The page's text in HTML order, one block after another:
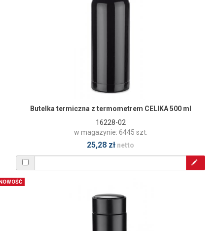
Butelka termiczna z termometrem CELIKA 500 ml
16228-02
w magazynie: 6445 szt.
25,28 zł netto